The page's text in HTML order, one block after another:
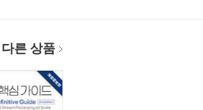
132
시스템에서 컨슈머 사용하기 ...... 141
검사하기 ...... 146
른 상품